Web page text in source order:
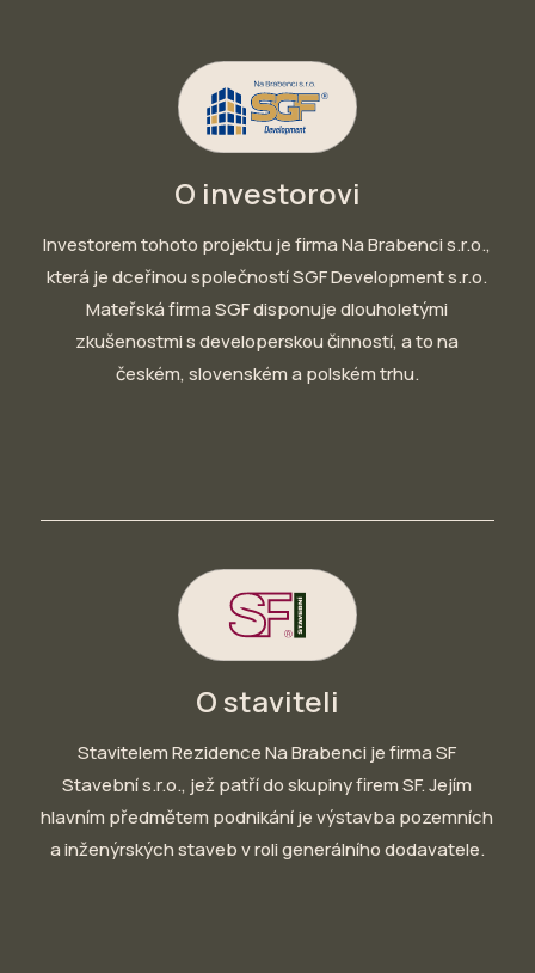
O investorovi
Investorem tohoto projektu je firma Na Brabenci s.r.o.,
která je dceřinou společností SGF Development s.r.o.
Mateřská firma SGF disponuje dlouholetými
zkušenostmi s developerskou činností, a to na
českém, slovenském a polském trhu.
O staviteli
Stavitelem Rezidence Na Brabenci je firma SF
Stavební s.r.o., jež patří do skupiny firem SF. Jejím
hlavním předmětem podnikání je výstavba pozemních
a inženýrských staveb v roli generálního dodavatele.